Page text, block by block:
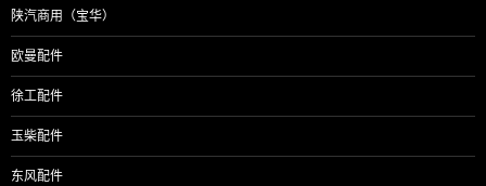
陕汽商用（宝华）
欧曼配件
徐工配件
玉柴配件
东风配件